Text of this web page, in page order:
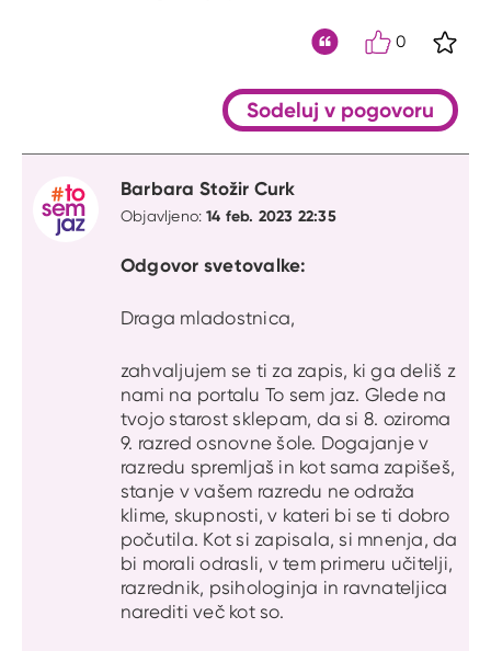
0
Sodeluj v pogovoru
Barbara Stožir Curk
Objavljeno:14 feb. 2023 22:35
Odgovor svetovalke:
Draga mladostnica,
zahvaljujem se ti za zapis, ki ga deliš z
nami na portalu To sem jaz. Glede na
tvojo starost sklepam, da si 8. oziroma
9. razred osnovne šole. Dogajanje v
razredu spremljaš in kot sama zapišeš,
stanje v vašem razredu ne odraža
klime, skupnosti, v kateri bi se ti dobro
počutila. Kot si zapisala, si mnenja, da
bi morali odrasli, v tem primeru učitelji,
razrednik, psihologinja in ravnateljica
narediti več kot so.